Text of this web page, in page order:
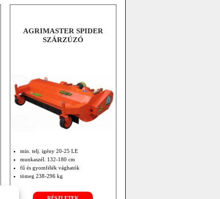
AGRIMASTER SPIDER
SZÁRZÚZÓ
min. telj. igény 20-25 LE
munkaszél. 132-180 cm
fű és gyomfélék vághatók
tömeg 238-296 kg